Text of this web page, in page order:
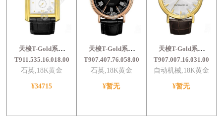
天梭T-Gold系列
T911.535.16.018.00
石英,18K黄金
¥34715
天梭T-Gold系列
T907.407.76.058.00
石英,18K黄金
¥暂无
天梭T-Gold系列
T907.007.16.031.00
自动机械,18K黄金
¥暂无